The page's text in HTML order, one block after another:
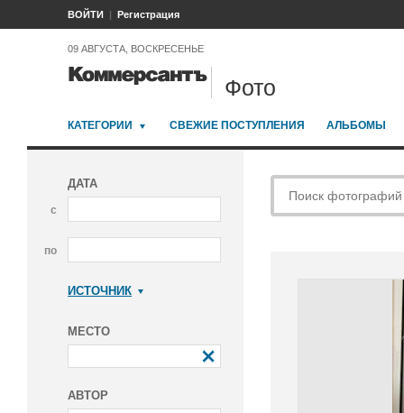
ВОЙТИ Регистрация
09 АВГУСТА, ВОСКРЕСЕНЬЕ
Фото
КАТЕГОРИИ СВЕЖИЕ ПОСТУПЛЕНИЯ АЛЬБОМЫ
ДАТА
с
по
ИСТОЧНИК
МЕСТО
АВТОР